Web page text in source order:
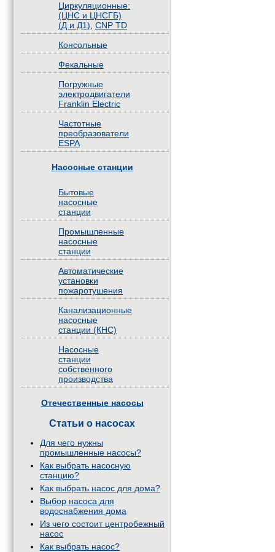
Циркуляционные:
(ЦНС и ЦНСГБ)
(Д и Д1) CNP TD
Консольные
Фекальные
Погружные
электродвигатели
Franklin Electric
Частотные
преобразователи
ESPA
Насосные станции
Бытовые
насосные
станции
Промышленные
насосные
станции
Автоматические
установки
пожаротушения
Канализационные
насосные
станции (КНС)
Насосные
станции
собственного
производства
Отечественные насосы
Статьи о насосах
Для чего нужны
промышленные насосы?
Как выбрать насосную
станцию?
Как выбрать насос для дома?
Выбор насоса для
водоснабжения дома
Из чего состоит центробежный
насос
Как выбрать насос?